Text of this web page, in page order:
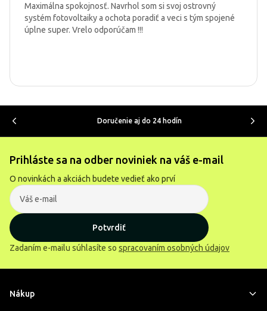
Maximálna spokojnosť. Navrhol som si svoj ostrovný
systém fotovoltaiky a ochota poradiť a veci s tým spojené
úplne super. Vrelo odporúčam !!!
Doručenie aj do 24 hodín
Prihláste sa na odber noviniek na váš e-mail
O novinkách a akciách budete vedieť ako prví
Potvrdiť
Zadaním e-mailu súhlasíte so spracovaním osobných údajov
Nákup